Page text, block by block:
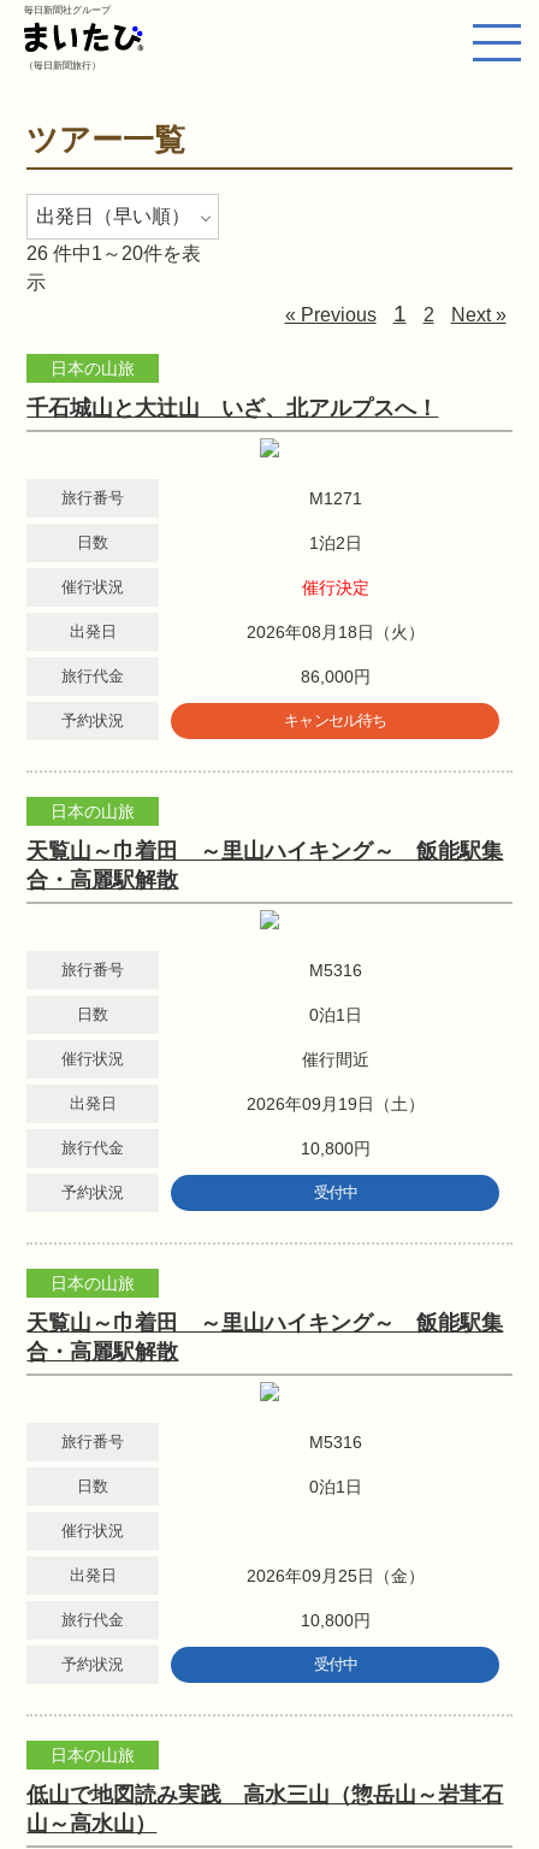
毎日新聞社グループ
（毎日新聞旅行）
ツアー一覧
26 件中1～20件を表
示
« Previous
1 2 Next »
日本の山旅
千石城山と大辻山 いざ、北アルプスへ！
旅行番号 M1271
日数 1泊2日
催行状況 催行決定
出発日 2026年08月18日（火）
旅行代金 86,000円
予約状況 キャンセル待ち
日本の山旅
天覧山～巾着田 ～里山ハイキング～ 飯能駅集
合・高麗駅解散
旅行番号 M5316
日数 0泊1日
催行状況 催行間近
出発日 2026年09月19日（土）
旅行代金 10,800円
予約状況 受付中
日本の山旅
天覧山～巾着田 ～里山ハイキング～ 飯能駅集
合・高麗駅解散
旅行番号 M5316
日数 0泊1日
催行状況
出発日 2026年09月25日（金）
旅行代金 10,800円
予約状況 受付中
日本の山旅
低山で地図読み実践 高水三山（惣岳山～岩茸石
山～高水山）